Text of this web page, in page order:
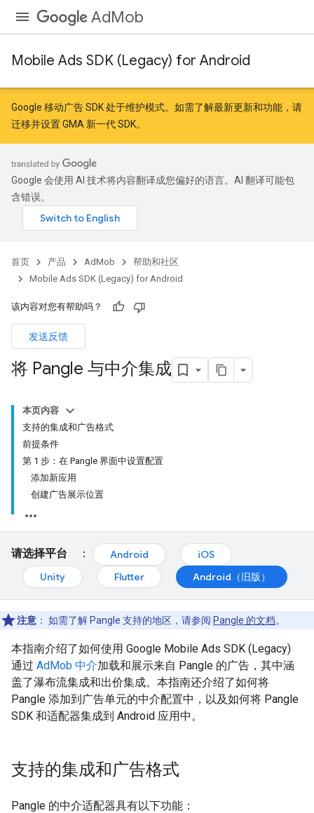
AdMob
Mobile Ads SDK (Legacy) for Android
Google 移动广告 SDK 处于维护模式。如需了解最新更新和功能，请
迁移并设置 GMA 新一代 SDK。
Google 会使用 AI 技术将内容翻译成您偏好的语言。AI 翻译可能包
含错误。
首页 产品 AdMob
帮助和社区
Mobile Ads SDK (Legacy) for Android
该内容对您有帮助吗？
发送反馈
将 Pangle 与中介集成
本页内容
支持的集成和广告格式
前提条件
第 1 步：在 Pangle 界面中设置配置
添加新应用
创建广告展示位置
请选择平台 ： Android
iOS
Unity
Flutter Android（旧版）
注意 ： 如需了解 Pangle 支持的地区，请参阅 Pangle 的文档。
本指南介绍了如何使用 Google Mobile Ads SDK (Legacy)
通过 AdMob 中介加载和展示来自 Pangle 的广告，其中涵
盖了瀑布流集成和出价集成。本指南还介绍了如何将
Pangle 添加到广告单元的中介配置中，以及如何将 Pangle
SDK 和适配器集成到 Android 应用中。
支持的集成和广告格式
Pangle 的中介适配器具有以下功能：